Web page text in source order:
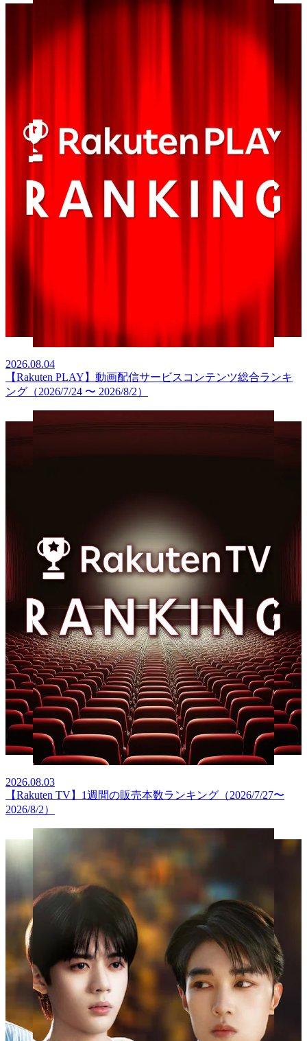
2026.08.04
【Rakuten PLAY】動画配信サービスコンテンツ総合ランキ
ング（2026/7/24 〜 2026/8/2）
2026.08.03
【Rakuten TV】1週間の販売本数ランキング（2026/7/27〜
2026/8/2）